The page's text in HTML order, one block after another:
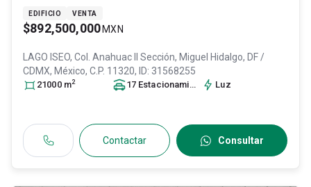
EDIFICIO VENTA
$892,500,000 MXN
LAGO ISEO, Col. Anahuac II Sección, Miguel Hidalgo, DF /
CDMX, México, C.P. 11320, ID: 31568255
21000 m2 17 Estacionamiento s Luz
Contactar Consultar